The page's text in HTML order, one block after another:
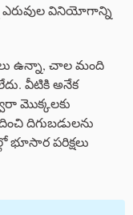
ఎరువుల వినియోగాన్ని
ఉన్నా, చాల మంది
వీటికి అనేక
మొక్కలకు
దిగుబడులను
భూసార పరిక్షలు